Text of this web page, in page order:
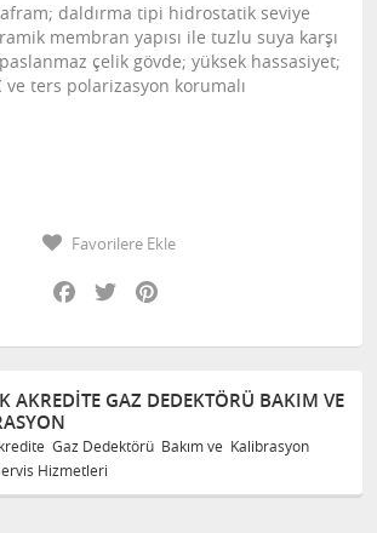
daldırma tipi hidrostatik seviye
membran yapısı ile tuzlu suya karşı
çelik gövde; yüksek hassasiyet;
ve ters polarizasyon korumalı
Favorilere Ekle
Facebook
Twitter
DEDEKTÖRÜ BAKIM VE
Bakım ve Kalibrasyon